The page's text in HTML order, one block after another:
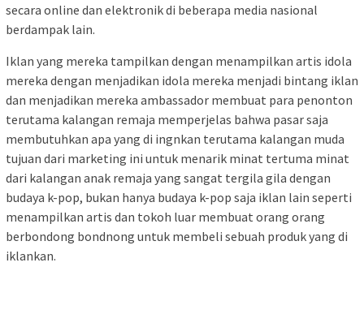
secara online dan elektronik di beberapa media nasional
berdampak lain.
Iklan yang mereka tampilkan dengan menampilkan artis idola
mereka dengan menjadikan idola mereka menjadi bintang iklan
dan menjadikan mereka ambassador membuat para penonton
terutama kalangan remaja memperjelas bahwa pasar saja
membutuhkan apa yang di ingnkan terutama kalangan muda
tujuan dari marketing ini untuk menarik minat tertuma minat
dari kalangan anak remaja yang sangat tergila gila dengan
budaya k-pop, bukan hanya budaya k-pop saja iklan lain seperti
menampilkan artis dan tokoh luar membuat orang orang
berbondong bondnong untuk membeli sebuah produk yang di
iklankan.